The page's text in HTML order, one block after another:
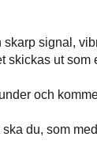
skarp signal,
skickas ut som
och
du, som